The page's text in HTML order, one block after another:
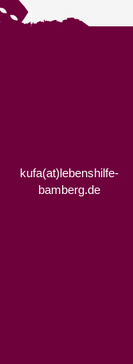
kufa(at)lebenshilfe-
bamberg.de